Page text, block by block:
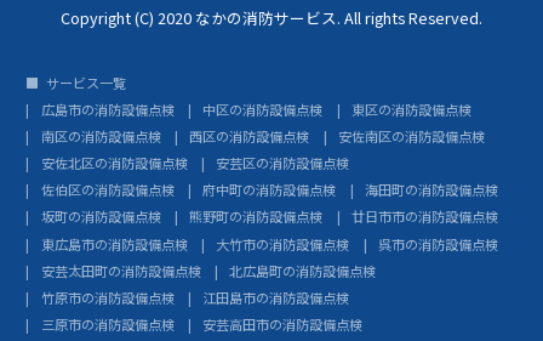
Copyright (C) 2020 なかの消防サービス. All rights Reserved.
サービス一覧
広島市の消防設備点検
中区の消防設備点検
東区の消防設備点検
南区の消防設備点検
西区の消防設備点検
安佐南区の消防設備点検
安佐北区の消防設備点検
安芸区の消防設備点検
佐伯区の消防設備点検
府中町の消防設備点検
海田町の消防設備点検
坂町の消防設備点検
熊野町の消防設備点検
廿日市市の消防設備点検
東広島市の消防設備点検
大竹市の消防設備点検
呉市の消防設備点検
安芸太田町の消防設備点検
北広島町の消防設備点検
竹原市の消防設備点検
江田島市の消防設備点検
三原市の消防設備点検
安芸高田市の消防設備点検